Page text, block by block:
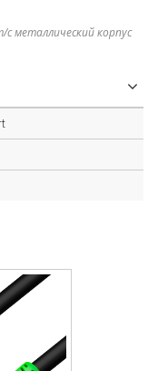
с металлический корпус